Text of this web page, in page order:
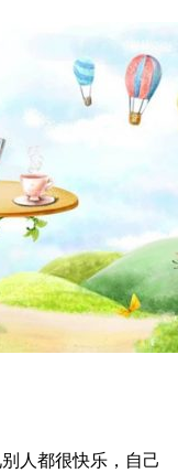
人都很快乐，自己